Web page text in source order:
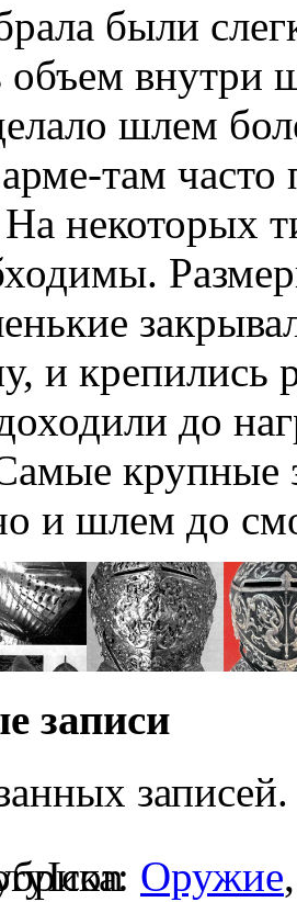
были
объем внутри
шлем
там
некоторых
и
до
крупные
и шлем до
записи
записей.
Оружие